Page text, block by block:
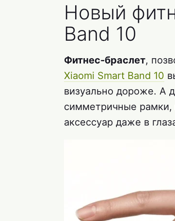
Новый
Band 10
Фитнес-браслет,
Xiaomi Smart Band 10
визуально дороже. А
симметричные
аксессуар даже в